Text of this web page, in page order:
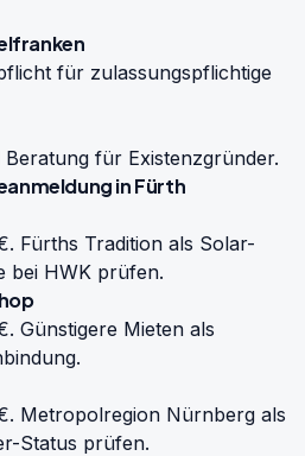
für zulassungspflichtige
für Existenzgründer.
in Fürth
Fürths Tradition als Solar-
bei HWK prüfen.
Günstigere Mieten als
Metropolregion Nürnberg als
Status prüfen.